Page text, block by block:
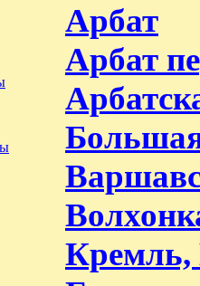
Арбат
Арбат
Кремль,